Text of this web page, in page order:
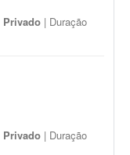
Privado | Duração
Privado | Duração